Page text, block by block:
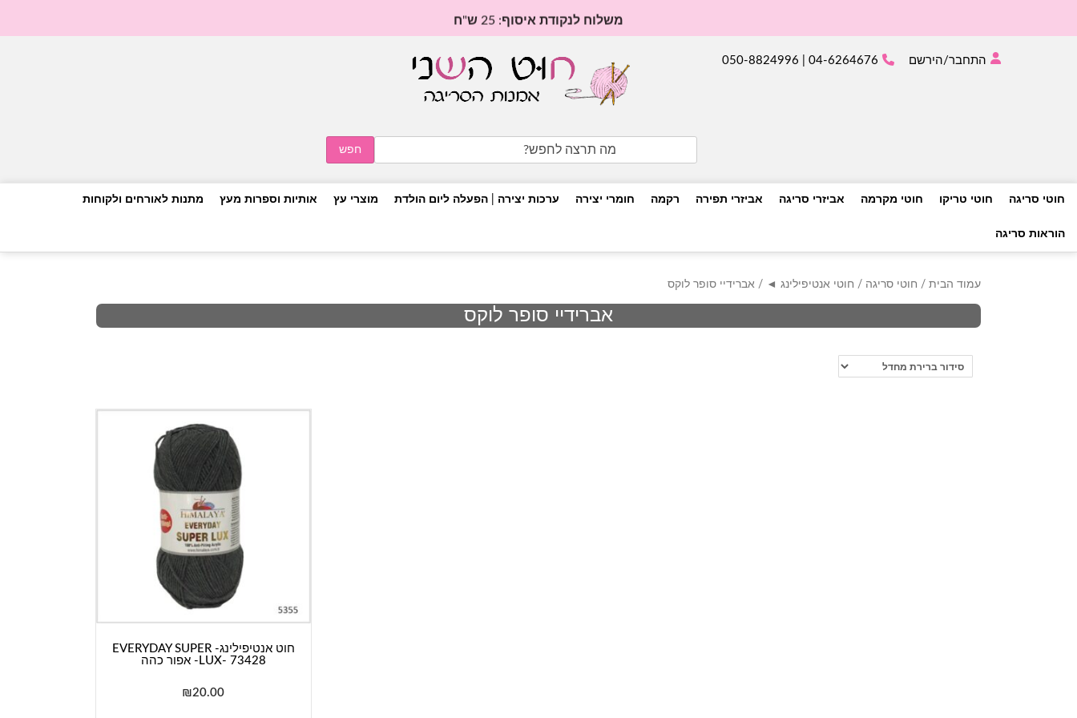
משלוח לנקודת איסוף: 25 ש"ח
for:
התחבר/הירשם 04-6264676 | 050-8824996
חוטי סריגה חוטי טריקו חוטי מקרמה אביזרי סריגה אביזרי תפירה רקמה חומרי יצירה ערכות יצירה | הפעלה ליום הולדת מוצרי עץ אותיות וספרות מעץ מתנות לאורחים ולקוחות
הוראות סריגה
עמוד הבית / חוטי סריגה / חוטי אנטיפילינג ◄ / אברידיי סופר לוקס
אברידיי סופר לוקס
חוט אנטיפילינג- EVERYDAY SUPER
LUX- 73428- אפור כהה
₪20.00